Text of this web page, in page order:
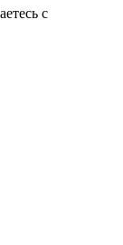
с